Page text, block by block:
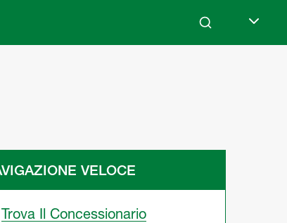
Search
VELOCE
Trova Il Concessionario